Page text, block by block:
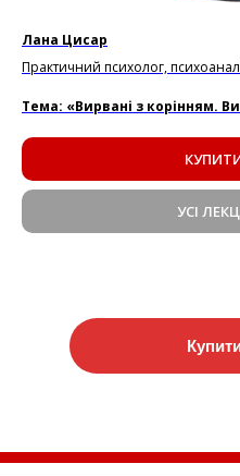
Лана Цисар
Практичний психолог,
Тема: «Вирвані з корінням.
УСІ